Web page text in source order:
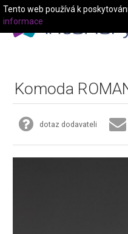
Komoda
dotaz dodavateli
Tento web používá k
informace